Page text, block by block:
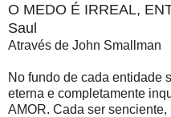
O MEDO É IRREAL,
Saul
Através de John Smallman
No fundo de cada entidade
eterna e completamente
AMOR. Cada ser